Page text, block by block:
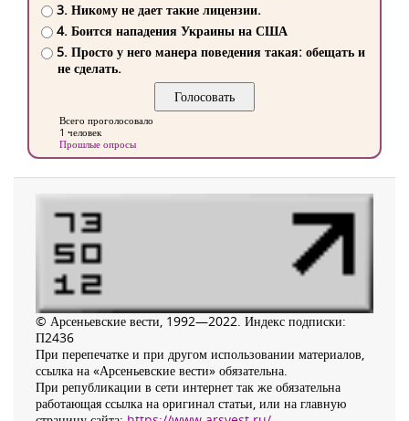
3. Никому не дает такие лицензии.
4. Боится нападения Украины на США
5. Просто у него манера поведения такая: обещать и
не сделать.
Всего проголосовало
1 человек
Прошлые опросы
© Арсеньевские вести, 1992—2022. Индекс подписки:
П2436
При перепечатке и при другом использовании материалов,
ссылка на «Арсеньевские вести» обязательна.
При републикации в сети интернет так же обязательна
работающая ссылка на оригинал статьи, или на главную